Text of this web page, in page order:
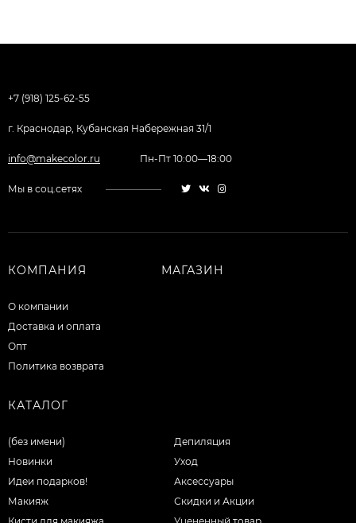
+7 (918) 125-62-55
г. Краснодар, Кубанская Набережная 31/1
info@makecolor.ru Пн-Пт 10:00—18:00
Мы в соц.сетях
КОМПАНИЯ
О компании
Доставка и оплата
Опт
Политика возврата
МАГАЗИН
КАТАЛОГ
(без имени)
Новинки
Идеи подарков!
Макияж
Депиляция
Уход
Аксессуары
Скидки и Акции